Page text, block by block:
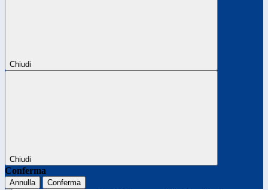
Chiudi
Chiudi
Conferma
Annulla Conferma